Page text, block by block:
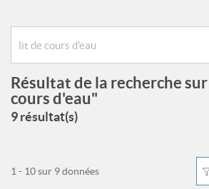
Résultat de la recherche
cours d'eau"
9 résultat(s)
1 - 10 sur 9 données